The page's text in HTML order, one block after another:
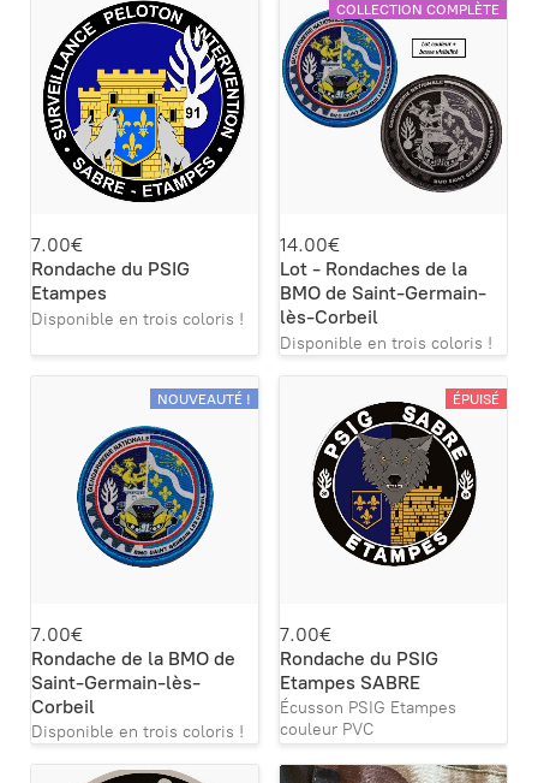
7.00€
Rondache du PSIG
Etampes
Disponible en trois coloris !
COLLECTION COMPLÈTE
14.00€
Lot - Rondaches de la
BMO de Saint-Germain-
lès-Corbeil
Disponible en trois coloris !
NOUVEAUTÉ !
7.00€
Rondache de la BMO de
Saint-Germain-lès-
Corbeil
Disponible en trois coloris !
ÉPUISÉ
7.00€
Rondache du PSIG
Etampes SABRE
Écusson PSIG Etampes
couleur PVC